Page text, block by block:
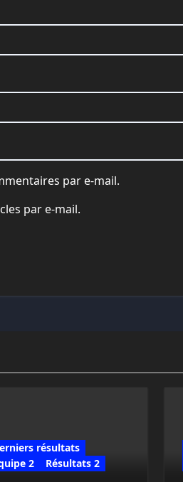
par e-mail.
par e-mail.
résultats
2
Résultats 2